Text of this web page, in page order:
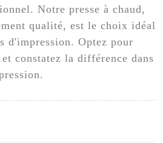
Notre presse à chaud,
qualité, est le choix idéal
d'impression. Optez pour
constatez la différence dans